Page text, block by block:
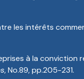
les intérêts
à la conviction
, No.89, pp.205-231.